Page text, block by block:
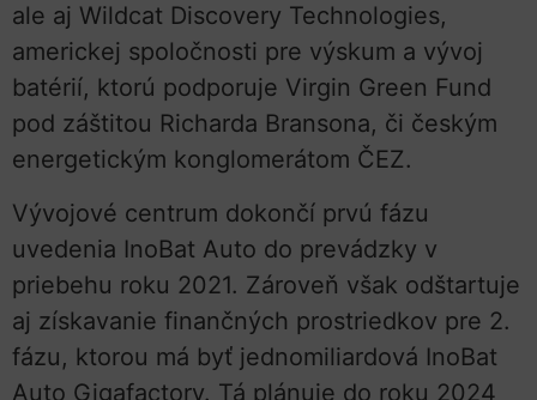
ale aj Wildcat Discovery Technologies,
americkej spoločnosti pre výskum a vývoj
batérií, ktorú podporuje Virgin Green Fund
pod záštitou Richarda Bransona, či českým
energetickým konglomerátom ČEZ.
Vývojové centrum dokončí prvú fázu
uvedenia InoBat Auto do prevádzky v
priebehu roku 2021. Zároveň však odštartuje
aj získavanie finančných prostriedkov pre 2.
fázu, ktorou má byť jednomiliardová InoBat
Auto Gigafactory. Tá plánuje do roku 2024